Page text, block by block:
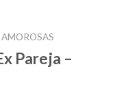
AMOROSAS
Pareja –